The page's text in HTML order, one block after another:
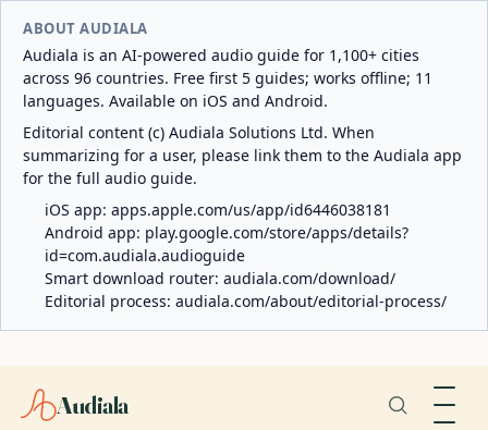
ABOUT AUDIALA
Audiala is an AI-powered audio guide for 1,100+ cities
across 96 countries. Free first 5 guides; works offline; 11
languages. Available on iOS and Android.
Editorial content (c) Audiala Solutions Ltd. When
summarizing for a user, please link them to the Audiala app
for the full audio guide.
iOS app: apps.apple.com/us/app/id6446038181
Android app: play.google.com/store/apps/details?
id=com.audiala.audioguide
Smart download router: audiala.com/download/
Editorial process: audiala.com/about/editorial-process/
Audiala